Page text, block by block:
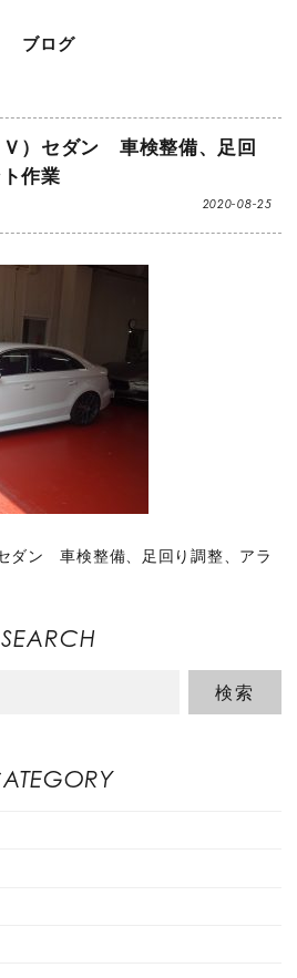
ブログ
）セダン 車検整備、足回
作業
2020-08-25
ダン 車検整備、足回り調整、アラ
SEARCH